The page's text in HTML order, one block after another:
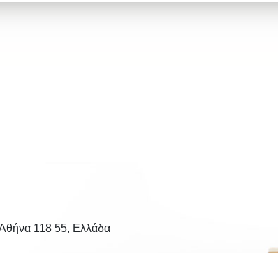
118 55, Ελλάδα